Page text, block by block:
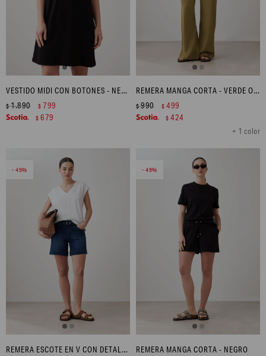
VESTIDO MIDI CON BOTONES - NEGRO
$1.890 $ 799
$ 679
REMERA MANGA CORTA - VERDE OLIVA
+ 1 color
$990 $ 499
$ 424
49
REMERA ESCOTE EN V CON DETALLE EN ESPALDA - BLANCO
49
REMERA MANGA CORTA - NEGRO